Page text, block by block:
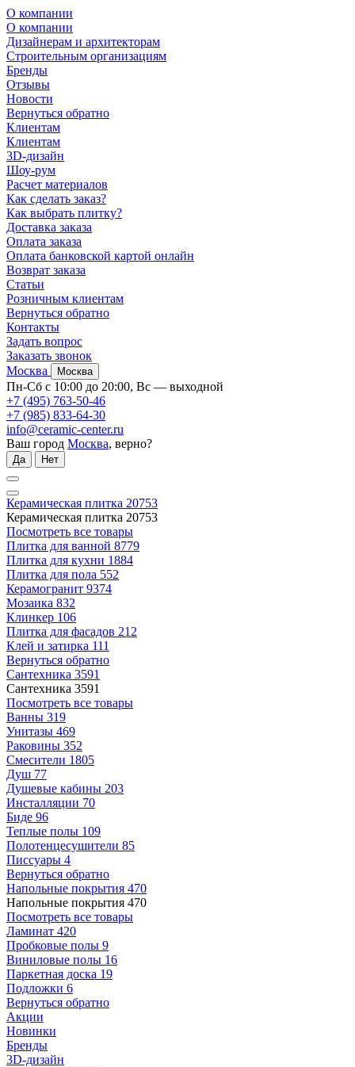
О компании
О компании
Дизайнерам и архитекторам
Строительным организациям
Бренды
Отзывы
Новости
Вернуться обратно
Клиентам
Клиентам
3D-дизайн
Шоу-рум
Расчет материалов
Как сделать заказ?
Как выбрать плитку?
Доставка заказа
Оплата заказа
Оплата банковской картой онлайн
Возврат заказа
Статьи
Розничным клиентам
Вернуться обратно
Контакты
Задать вопрос
Заказать звонок
Москва
Москва
Пн-Сб с 10:00 до 20:00, Вс — выходной
+7 (495) 763-50-46
+7 (985) 833-64-30
info@ceramic-center.ru
Ваш город Москва, верно?
Да Нет
Керамическая плитка 20753
Керамическая плитка 20753
Посмотреть все товары
Плитка для ванной 8779
Плитка для кухни 1884
Плитка для пола 552
Керамогранит 9374
Мозаика 832
Клинкер 106
Плитка для фасадов 212
Клей и затирка 111
Вернуться обратно
Сантехника 3591
Сантехника 3591
Посмотреть все товары
Ванны 319
Унитазы 469
Раковины 352
Смесители 1805
Душ 77
Душевые кабины 203
Инсталляции 70
Биде 96
Теплые полы 109
Полотенцесушители 85
Писсуары 4
Вернуться обратно
Напольные покрытия 470
Напольные покрытия 470
Посмотреть все товары
Ламинат 420
Пробковые полы 9
Виниловые полы 16
Паркетная доска 19
Подложки 6
Вернуться обратно
Акции
Новинки
Бренды
3D-дизайн